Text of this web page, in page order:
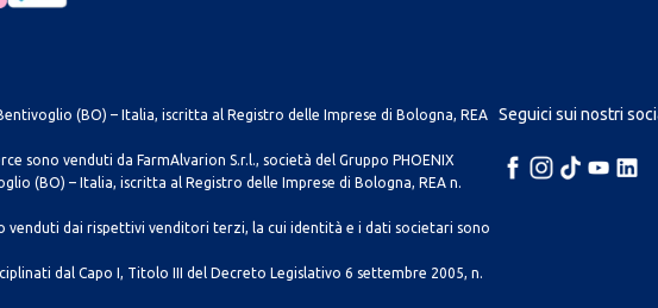
(BO) – Italia, iscritta al Registro delle Imprese di Bologna, REA
venduti da FarmAlvarion S.r.l., società del Gruppo PHOENIX
(BO) – Italia, iscritta al Registro delle Imprese di Bologna, REA n.
dai rispettivi venditori terzi, la cui identità e i dati societari sono
dal Capo I, Titolo III del Decreto Legislativo 6 settembre 2005, n.
Seguici sui nostri